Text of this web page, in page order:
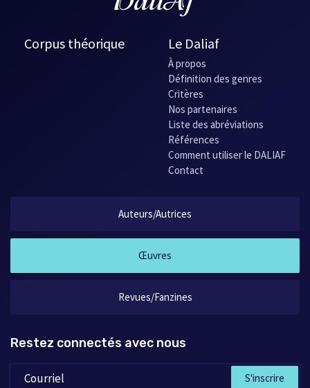
Corpus théorique Le Daliaf
À propos
Définition des genres
Critères
Nos partenaires
Liste des abréviations
Références
Comment utiliser le DALIAF
Contact
Auteurs/Autrices
Œuvres
Revues/Fanzines
Restez connectés avec nous
S'inscrire